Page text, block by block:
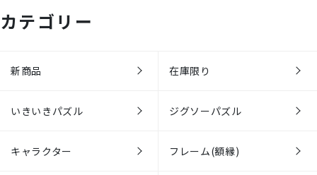
カテゴリー
新商品 在庫限り
いきいきパズル ジグソーパズル
キャラクター フレーム(額縁)